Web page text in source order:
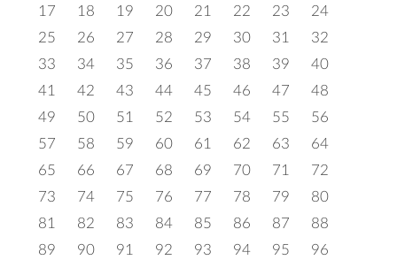
17
18 19 20 21 22 23
24
25
26 27 28 29 30 31
32
33
34 35 36 37 38 39
40
41
42 43 44 45 46 47
48
49
50 51 52 53 54 55
56
57
58 59 60 61 62 63
64
65
66 67 68 69 70 71
72
73
74 75 76 77 78 79
80
81
82 83 84 85 86 87
88
89
90 91 92 93 94 95
96